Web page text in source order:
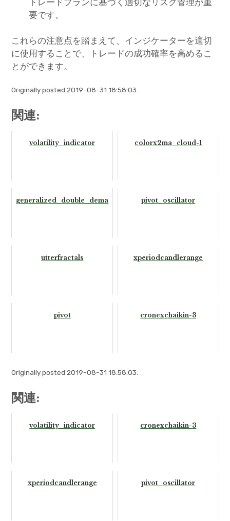
要です。
これらの注意点を踏まえて、インジケーターを適切
に使用することで、トレードの成功確率を高めるこ
とができます。
Originally posted 2019-08-31 18:58:03.
関連:
volatility_indicator colorx2ma_cloud-1
generalized_double_dema pivot_oscillator
utterfractals xperiodcandlerange
pivot cronexchaikin-3
Originally posted 2019-08-31 18:58:03.
関連:
volatility_indicator cronexchaikin-3
xperiodcandlerange pivot_oscillator